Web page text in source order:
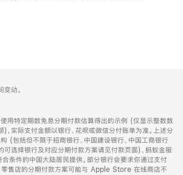
动。
使用特定期数免息分期付款估算得出的示例 (仅显示整数数
)，实际支付金额以银行、花呗或微信分付账单为准。上述分
(包括但不限于招商银行、中国建设银行、中国工商银行
可选择银行及对应分期付款方案请见付款页面)、蚂蚁金服
条件的中国大陆居民提供。部分银行会要求你通过支付
售店的分期付款方案可能与 Apple Store 在线商店不